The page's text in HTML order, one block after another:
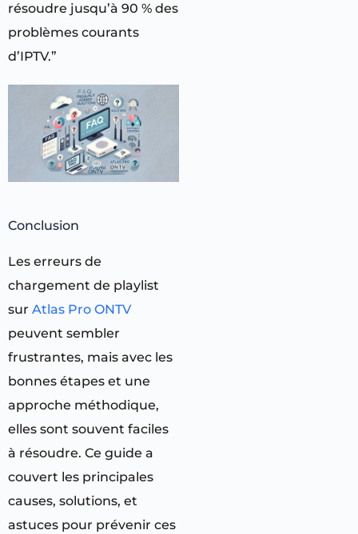
résoudre jusqu’à 90 % des
problèmes courants
d’IPTV.”
Conclusion
Les erreurs de
chargement de playlist
sur Atlas Pro ONTV
peuvent sembler
frustrantes, mais avec les
bonnes étapes et une
approche méthodique,
elles sont souvent faciles
à résoudre. Ce guide a
couvert les principales
causes, solutions, et
astuces pour prévenir ces